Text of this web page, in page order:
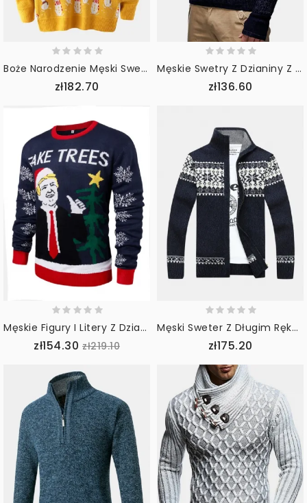
Boże Narodzenie Męski Sweter Z Kreskówkową Grafiką Na Drutach Z Długim Rękawem Casual Swetry
zł182.70
Męskie Swetry Z Dzianiny Z Wyciętym Mankietem Ciepłe Luźne Swetry Ze Sznurkiem
zł136.60
Męskie Figury I Litery Z Dzianiny Z Długim Rękawem Zabawne Swetry Swetry
zł154.30 zł219.10
Męski Sweter Z Długim Rękawem I Długim Rękawem Z Nadrukiem Plemiennym
zł175.20